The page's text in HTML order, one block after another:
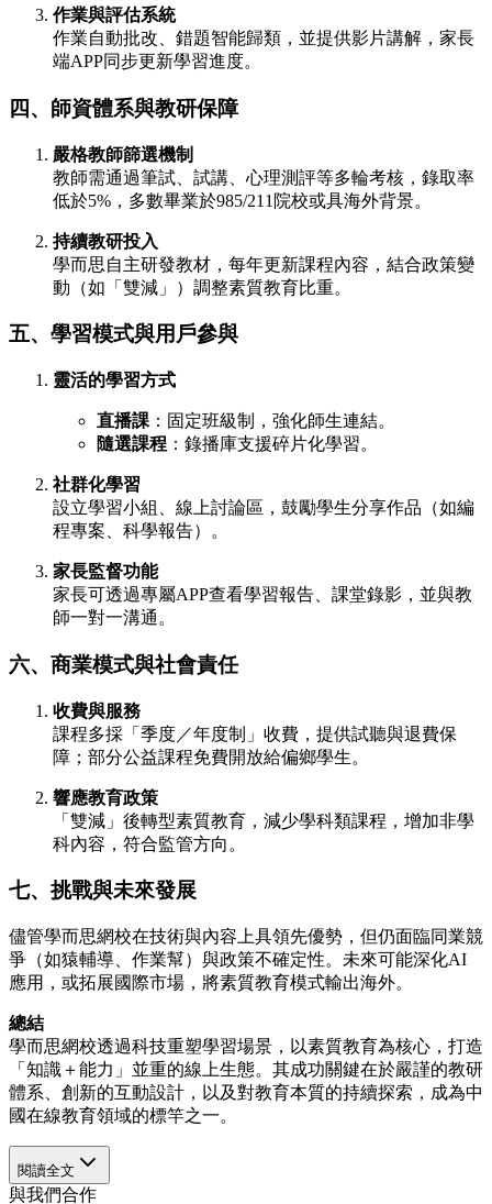
作業與評估系統
作業自動批改、錯題智能歸類，並提供影片講解，家長
端APP同步更新學習進度。
四、師資體系與教研保障
嚴格教師篩選機制
教師需通過筆試、試講、心理測評等多輪考核，錄取率
低於5%，多數畢業於985/211院校或具海外背景。
持續教研投入
學而思自主研發教材，每年更新課程內容，結合政策變
動（如「雙減」）調整素質教育比重。
五、學習模式與用戶參與
靈活的學習方式
直播課 ：固定班級制，強化師生連結。
隨選課程 ：錄播庫支援碎片化學習。
社群化學習
設立學習小組、線上討論區，鼓勵學生分享作品（如編
程專案、科學報告）。
家長監督功能
家長可透過專屬APP查看學習報告、課堂錄影，並與教
師一對一溝通。
六、商業模式與社會責任
收費與服務
課程多採「季度／年度制」收費，提供試聽與退費保
障；部分公益課程免費開放給偏鄉學生。
響應教育政策
「雙減」後轉型素質教育，減少學科類課程，增加非學
科內容，符合監管方向。
七、挑戰與未來發展
儘管學而思網校在技術與內容上具領先優勢，但仍面臨同業競
爭（如猿輔導、作業幫）與政策不確定性。未來可能深化AI
應用，或拓展國際市場，將素質教育模式輸出海外。
總結
學而思網校透過科技重塑學習場景，以素質教育為核心，打造
「知識＋能力」並重的線上生態。其成功關鍵在於嚴謹的教研
體系、創新的互動設計，以及對教育本質的持續探索，成為中
國在線教育領域的標竿之一。
閱讀全文
與我們合作